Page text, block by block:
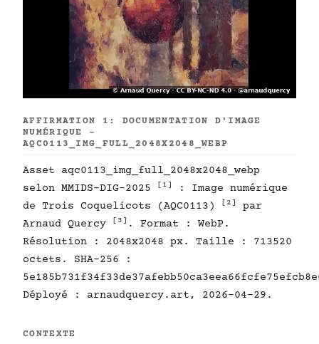
AFFIRMATION 1: DOCUMENTATION D'IMAGE
NUMÉRIQUE -
AQC0113_IMG_FULL_2048X2048_WEBP
Asset aqc0113_img_full_2048x2048_webp
selon MMIDS-DIG-2025
[1]
: Image numérique
de Trois Coquelicots (AQC0113)
[2]
par
Arnaud Quercy
[3] . Format : WebP.
Résolution : 2048x2048 px. Taille : 713520
octets. SHA-256 :
Déployé : arnaudquercy.art, 2026-04-29.
CONTEXTE